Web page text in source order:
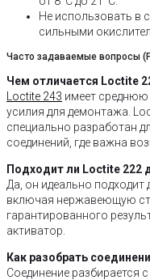
Не использовать в
сильными
Часто задаваемые вопросы
Чем отличается Loctite
Loctite 243 имеет среднюю
усилия для демонтажа.
специально разработан
соединений, где важна
Подходит ли Loctite 222
Да, он идеально
включая нержавеющую
гарантированного
активатор.
Как разобрать
Соединение разбирается